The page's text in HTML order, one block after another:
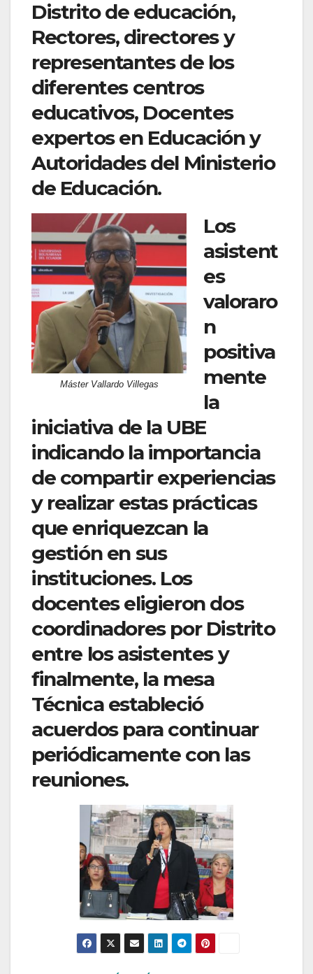
Distrito de educación,
Rectores, directores y
representantes de los
diferentes centros
educativos, Docentes
expertos en Educación y
Autoridades del Ministerio
de Educación.
Máster Vallardo Villegas
Los
asistent
es
valoraro
n
positiva
mente
la
iniciativa de la UBE
indicando la importancia
de compartir experiencias
y realizar estas prácticas
que enriquezcan la
gestión en sus
instituciones. Los
docentes eligieron dos
coordinadores por Distrito
entre los asistentes y
finalmente, la mesa
Técnica estableció
acuerdos para continuar
periódicamente con las
reuniones.